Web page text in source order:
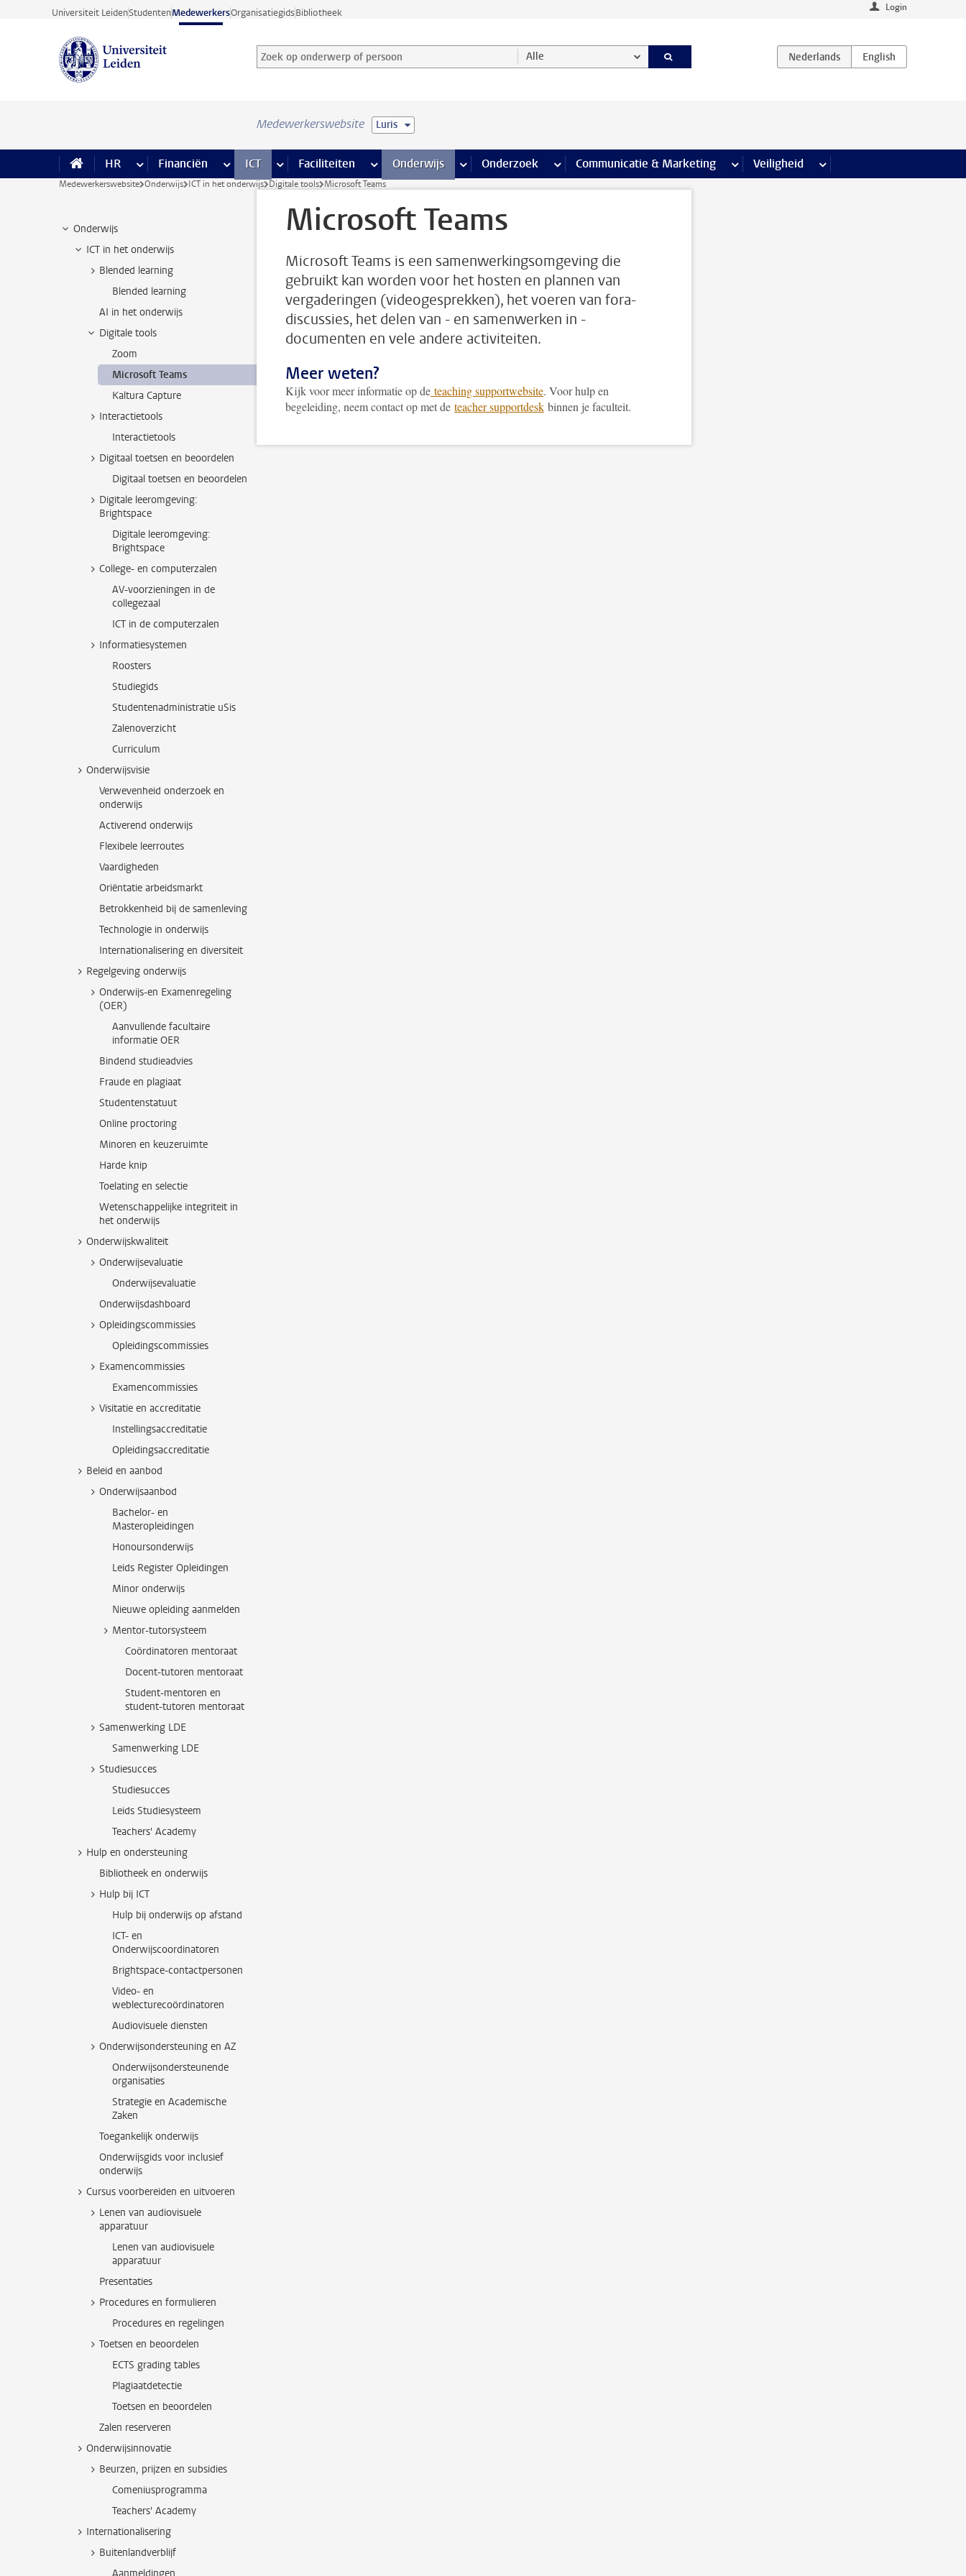
Ga direct naar de inhoud
Universiteit LeidenStudentenMedewerkersOrganisatiegidsBibliotheek Login
Zoek op onderwerp of persoon en selecteer categorie
Zoekterm Alle
Medewerkerswebsite Luris
HR meer HR pagina’s
Financiën meer Financiën pagina’s
ICT meer ICT pagina’s
Faciliteiten meer Faciliteiten pagina’s
Onderwijs meer Onderwijs pagina’s
Onderzoek meer Onderzoek pagina’s
Communicatie & Marketing meer Communicatie & Marketing pagina’s
Veiligheid meer Veiligheid pagina’s
Medewerkerswebsite Onderwijs ICT in het onderwijs Digitale tools Microsoft Teams
Onderwijs
ICT in het onderwijs
Blended learning
Blended learning
AI in het onderwijs
Digitale tools
Zoom
Microsoft Teams
Kaltura Capture
Interactietools
Interactietools
Digitaal toetsen en beoordelen
Digitaal toetsen en beoordelen
Digitale leeromgeving:
Brightspace
Digitale leeromgeving:
Brightspace
College- en computerzalen
AV-voorzieningen in de
collegezaal
ICT in de computerzalen
Informatiesystemen
Roosters
Studiegids
Studentenadministratie uSis
Zalenoverzicht
Curriculum
Onderwijsvisie
Verwevenheid onderzoek en
onderwijs
Activerend onderwijs
Flexibele leerroutes
Vaardigheden
Oriëntatie arbeidsmarkt
Betrokkenheid bij de samenleving
Technologie in onderwijs
Internationalisering en diversiteit
Regelgeving onderwijs
Onderwijs-en Examenregeling
(OER)
Aanvullende facultaire
informatie OER
Bindend studieadvies
Fraude en plagiaat
Studentenstatuut
Online proctoring
Minoren en keuzeruimte
Harde knip
Toelating en selectie
Wetenschappelijke integriteit in
het onderwijs
Onderwijskwaliteit
Onderwijsevaluatie
Onderwijsevaluatie
Onderwijsdashboard
Opleidingscommissies
Opleidingscommissies
Examencommissies
Examencommissies
Visitatie en accreditatie
Instellingsaccreditatie
Opleidingsaccreditatie
Beleid en aanbod
Onderwijsaanbod
Bachelor- en
Masteropleidingen
Honoursonderwijs
Leids Register Opleidingen
Minor onderwijs
Nieuwe opleiding aanmelden
Mentor-tutorsysteem
Coördinatoren mentoraat
Docent-tutoren mentoraat
Student-mentoren en
student-tutoren mentoraat
Samenwerking LDE
Samenwerking LDE
Studiesucces
Studiesucces
Leids Studiesysteem
Teachers' Academy
Hulp en ondersteuning
Bibliotheek en onderwijs
Hulp bij ICT
Hulp bij onderwijs op afstand
ICT- en
Onderwijscoordinatoren
Brightspace-contactpersonen
Video- en
weblecturecoördinatoren
Audiovisuele diensten
Onderwijsondersteuning en AZ
Onderwijsondersteunende
organisaties
Strategie en Academische
Zaken
Toegankelijk onderwijs
Onderwijsgids voor inclusief
onderwijs
Cursus voorbereiden en uitvoeren
Lenen van audiovisuele
apparatuur
Lenen van audiovisuele
apparatuur
Presentaties
Procedures en formulieren
Procedures en regelingen
Toetsen en beoordelen
ECTS grading tables
Plagiaatdetectie
Toetsen en beoordelen
Zalen reserveren
Onderwijsinnovatie
Beurzen, prijzen en subsidies
Comeniusprogramma
Teachers' Academy
Internationalisering
Buitenlandverblijf
Microsoft Teams
Microsoft Teams is een samenwerkingsomgeving die
gebruikt kan worden voor het hosten en plannen van
vergaderingen (videogesprekken), het voeren van fora-
discussies, het delen van - en samenwerken in -
documenten en vele andere activiteiten.
Meer weten?
Kijk voor meer informatie op de teaching supportwebsite. Voor hulp en
begeleiding, neem contact op met de teacher supportdesk binnen je faculteit.